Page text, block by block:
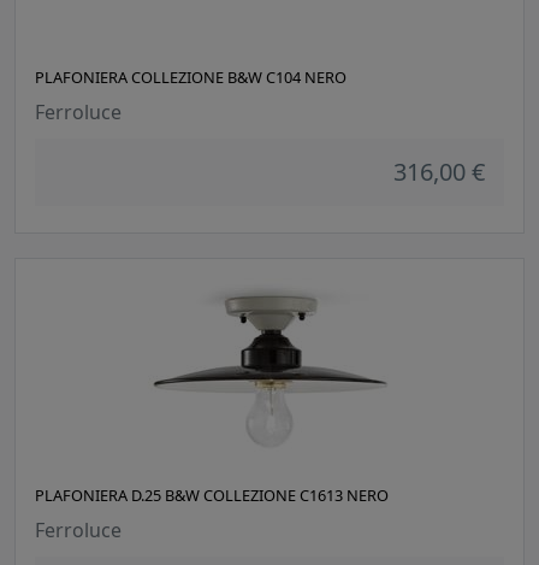
PLAFONIERA COLLEZIONE B&W C104 NERO
Ferroluce
316,00 €
PLAFONIERA D.25 B&W COLLEZIONE C1613 NERO
Ferroluce